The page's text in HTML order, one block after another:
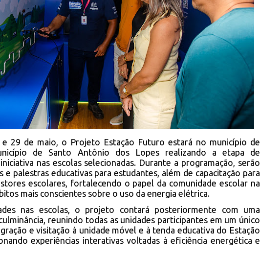
29 de maio, o Projeto Estação Futuro estará no município de
de Santo Antônio dos Lopes realizando a etapa de
nas escolas selecionadas. Durante a programação, serão
e palestras educativas para estudantes, além de capacitação para
escolares, fortalecendo o papel da comunidade escolar na
mais conscientes sobre o uso da energia elétrica.
nas escolas, o projeto contará posteriormente com uma
reunindo todas as unidades participantes em um único
e visitação à unidade móvel e à tenda educativa do Estação
experiências interativas voltadas à eficiência energética e